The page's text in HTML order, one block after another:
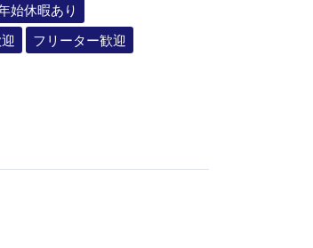
始休暇あり
フリーター歓迎